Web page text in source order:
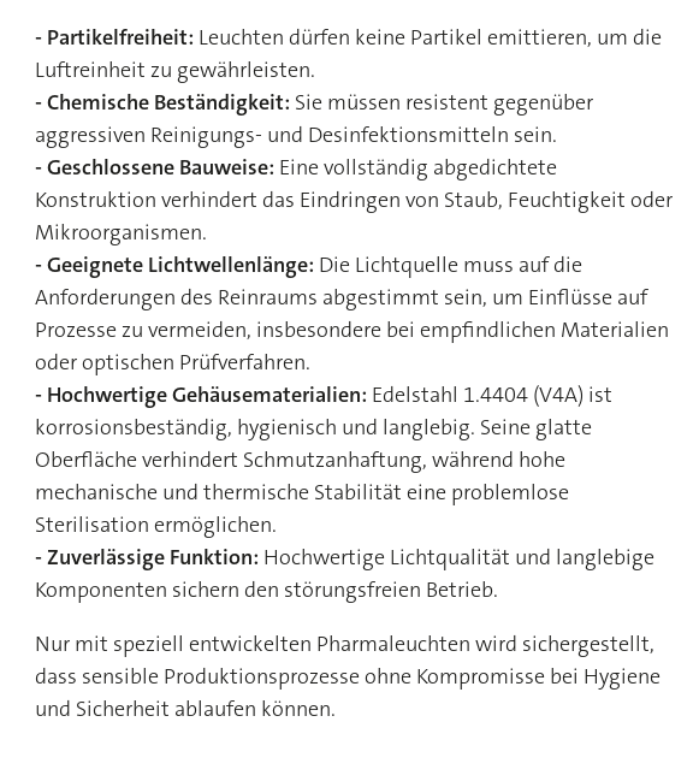
- Partikelfreiheit: Leuchten dürfen keine Partikel emittieren, um die
Luftreinheit zu gewährleisten.
- Chemische Beständigkeit: Sie müssen resistent gegenüber
aggressiven Reinigungs- und Desinfektionsmitteln sein.
- Geschlossene Bauweise: Eine vollständig abgedichtete
Konstruktion verhindert das Eindringen von Staub, Feuchtigkeit oder
Mikroorganismen.
- Geeignete Lichtwellenlänge: Die Lichtquelle muss auf die
Anforderungen des Reinraums abgestimmt sein, um Einflüsse auf
Prozesse zu vermeiden, insbesondere bei empfindlichen Materialien
oder optischen Prüfverfahren.
- Hochwertige Gehäusematerialien: Edelstahl 1.4404 (V4A) ist
korrosionsbeständig, hygienisch und langlebig. Seine glatte
Oberfläche verhindert Schmutzanhaftung, während hohe
mechanische und thermische Stabilität eine problemlose
Sterilisation ermöglichen.
- Zuverlässige Funktion: Hochwertige Lichtqualität und langlebige
Komponenten sichern den störungsfreien Betrieb.
Nur mit speziell entwickelten Pharmaleuchten wird sichergestellt,
dass sensible Produktionsprozesse ohne Kompromisse bei Hygiene
und Sicherheit ablaufen können.